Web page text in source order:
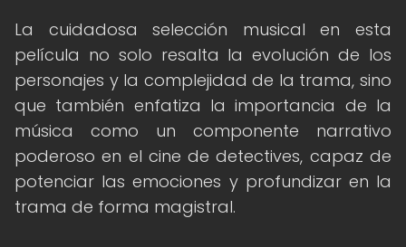
La cuidadosa selección musical en esta
película no solo resalta la evolución de los
personajes y la complejidad de la trama, sino
que también enfatiza la importancia de la
música como un componente narrativo
poderoso en el cine de detectives, capaz de
potenciar las emociones y profundizar en la
trama de forma magistral.